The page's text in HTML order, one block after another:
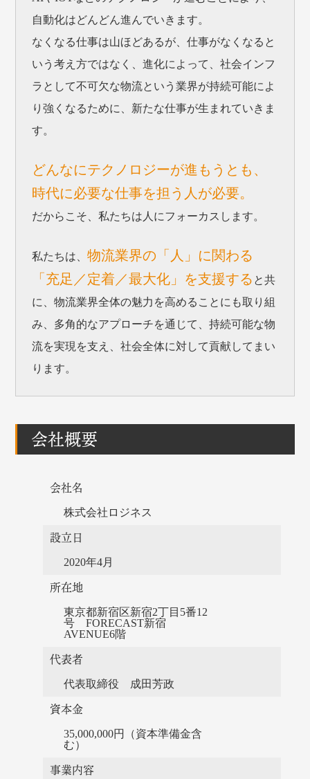
自動化はどんどん進んでいきます。
なくなる仕事は山ほどあるが、仕事がなくなると
いう考え方ではなく、進化によって、社会インフ
ラとして不可欠な物流という業界が持続可能によ
り強くなるために、新たな仕事が生まれていきま
す。
どんなにテクノロジーが進もうとも、
時代に必要な仕事を担う人が必要。
だからこそ、私たちは人にフォーカスします。
私たちは、 物流業界の「人」に関わる
「充足／定着／最大化」を支援する と共
に、物流業界全体の魅力を高めることにも取り組
み、多角的なアプローチを通じて、持続可能な物
流を実現を支え、社会全体に対して貢献してまい
ります。
会社概要
会社名
株式会社ロジネス
設立日
2020年4月
所在地
東京都新宿区新宿2丁目5番12
号 FORECAST新宿
AVENUE6階
代表者
代表取締役 成田芳政
資本金
35,000,000円（資本準備⾦含
む）
事業内容